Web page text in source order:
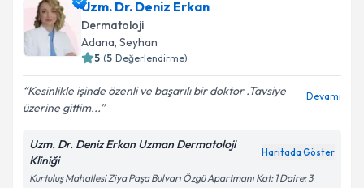
Uzm. Dr. Deniz Erkan
Dermatoloji
Adana, Seyhan
5 (5 Değerlendirme)
Kesinlikle işinde özenli ve başarılı bir doktor .Tavsiye
üzerine gittim...
Devamı
Uzm. Dr. Deniz Erkan Uzman Dermatoloji
Kliniği
Haritada Göster
Kurtuluş Mahallesi Ziya Paşa Bulvarı Özgü Apartmanı Kat: 1 Daire: 3